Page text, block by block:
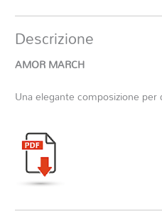
Descrizione
AMOR MARCH
Una elegante composizione